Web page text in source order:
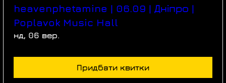
heavenphetamine | 06.09 | Дніпро |
Poplavok Music Hall
нд, 06 вер.
Придбати квитки